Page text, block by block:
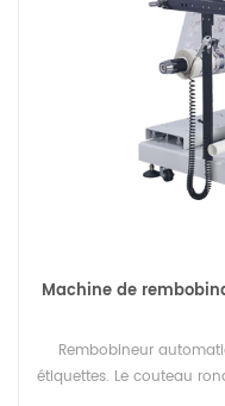
Machine de
Rembobineur
étiquettes. Le couteau